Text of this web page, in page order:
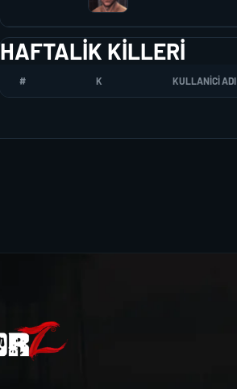
HAFTALIK KILLERI
# K KULLANICI ADI